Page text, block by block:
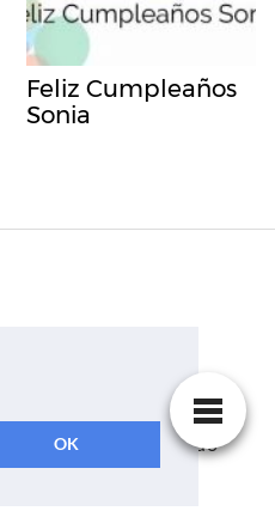
Feliz Cumpleaños
Sonia
para todo el mundo
OK